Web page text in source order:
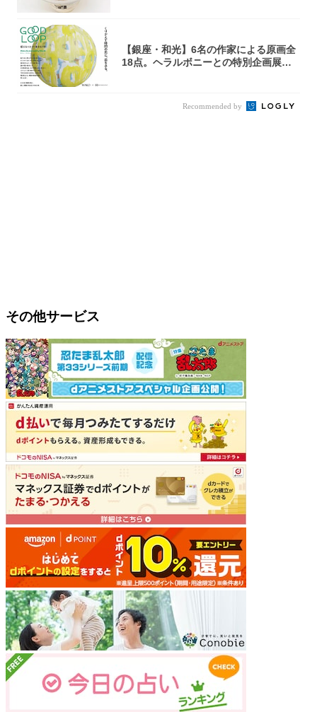
【銀座・和光】6名の作家による原画全
18点。ヘラルボニーとの特別企画展「G
Recommended by
その他サービス